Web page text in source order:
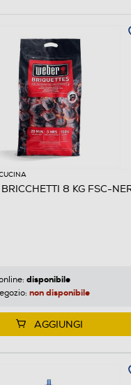
8 KG FSC-
disponibile
non disponibile
AGGIUNGI